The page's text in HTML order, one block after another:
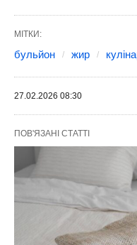
МІТКИ:
бульйон жир
27.02.2026 08:30
ПОВ'ЯЗАНІ СТАТТІ